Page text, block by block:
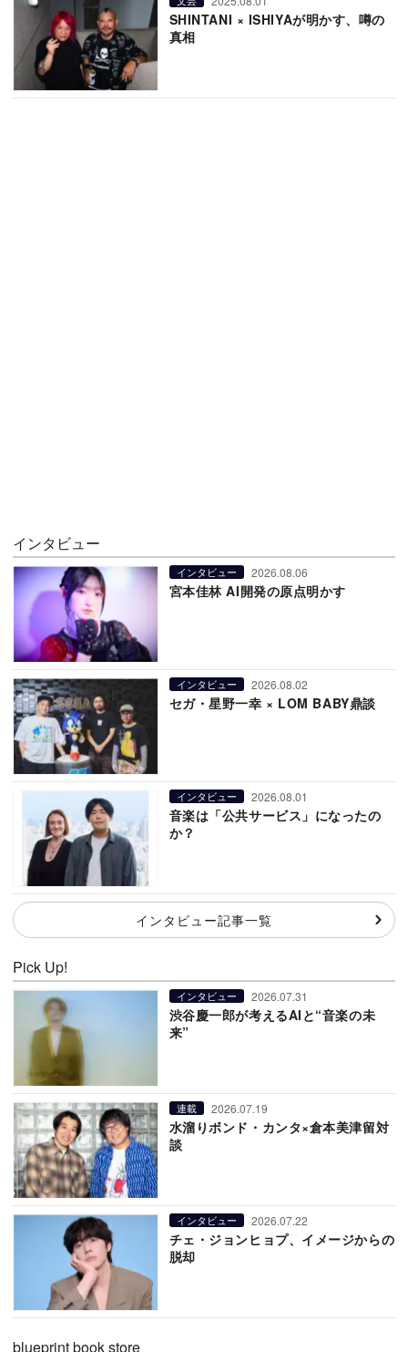
SHINTANI × ISHIYAが明かす、噂の
真相
インタビュー
インタビュー 2026.08.06
宮本佳林 AI開発の原点明かす
インタビュー 2026.08.02
セガ・星野一幸 × LOM BABY鼎談
インタビュー 2026.08.01
音楽は「公共サービス」になったの
か？
インタビュー記事一覧
Pick Up!
インタビュー 2026.07.31
渋谷慶一郎が考えるAIと“音楽の未
来”
連載 2026.07.19
水溜りボンド・カンタ×倉本美津留対
談
インタビュー 2026.07.22
チェ・ジョンヒョプ、イメージからの
脱却
blueprint book store